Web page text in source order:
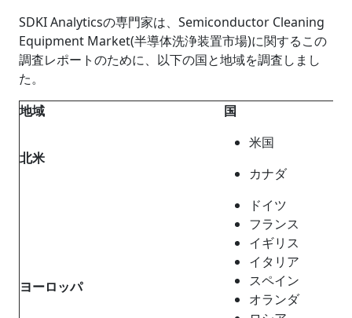
SDKI Analyticsの専門家は、Semiconductor Cleaning
Equipment Market(半導体洗浄装置市場)に関するこの
調査レポートのために、以下の国と地域を調査しまし
た。
地域
国
北米
米国
カナダ
ヨーロッパ
ドイツ
フランス
イギリス
イタリア
スペイン
オランダ